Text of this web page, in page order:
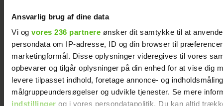
Ansvarlig brug af dine data
Vi og vores 236 partnere ønsker dit samtykke til at
persondata om IP-adresse, ID og din browser til
marketingformål. Disse oplysninger videregives til vores
opbevarer og tilgår oplysninger på din enhed for at vise dig
levere tilpasset indhold, foretage annonce- og
målgruppeundersøgelser og udvikle tjenester. Se mere
indstillinger og i vores persondatapolitik. Du kan altid